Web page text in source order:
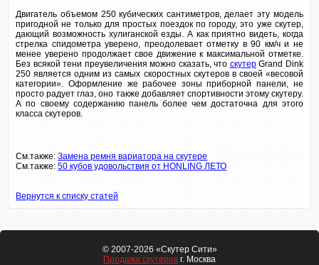
Двигатель объемом 250 кубических сантиметров, делает эту модель
пригодной не только для простых поездок по городу, это уже скутер,
дающий возможность хулиганской езды. А как приятно видеть, когда
стрелка спидометра уверено, преодолевает отметку в 90 км/ч и не
менее уверено продолжает свое движение к максимальной отметке.
Без всякой тени преувеличения можно сказать, что скутерGrand Dink
250 является одним из самых скоростных скутеров в своей «весовой
категории». Оформление же рабочее зоны приборной панели, не
просто радует глаз, оно также добавляет спортивности этому скутеру.
А по своему содержанию панель более чем достаточна для этого
класса скутеров.
См.также:Замена ремня вариатора на скутере
См.также:50 кубов удовольствия от HONLING ЛЕТО
Вернутся к списку статей
© 2007-2026 «Скутер Сити»
Продажа скутеров г. Москва